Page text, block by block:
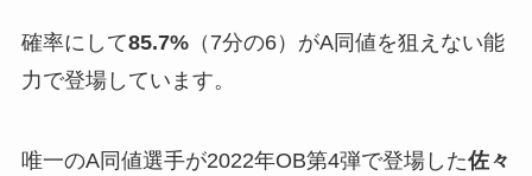
確率にして85.7%（7分の6）がA同値を狙えない能
力で登場しています。
唯一のA同値選手が2022年OB第4弾で登場した佐々